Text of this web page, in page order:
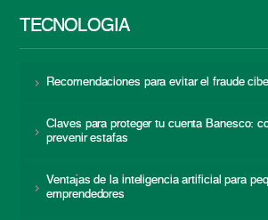
TECNOLOGÍA
Recomendaciones para evitar el fraude
Claves para proteger tu cuenta Banesco:
prevenir estafas
Ventajas de la inteligencia artificial para
emprendedores